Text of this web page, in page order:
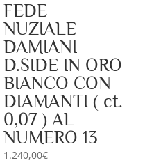
FEDE
NUZIALE
DAMIANI
D.SIDE IN ORO
BIANCO CON
DIAMANTI ( ct.
0,07 ) AL
NUMERO 13
1.240,00€